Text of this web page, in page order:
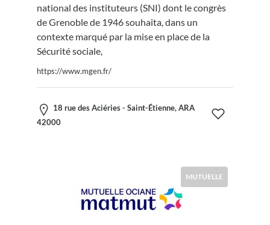
national des instituteurs (SNI) dont le congrès
de Grenoble de 1946 souhaita, dans un
contexte marqué par la mise en place de la
Sécurité sociale,
https://www.mgen.fr/
18 rue des Aciéries - Saint-Étienne, ARA
42000
MUTUELLE